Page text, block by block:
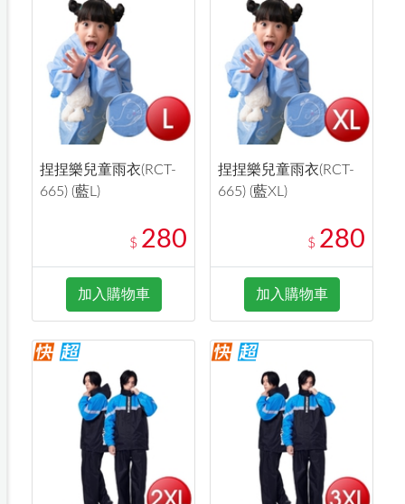
捏捏樂兒童雨衣(RCT-
665) (藍L)
$ 280
加入購物車
捏捏樂兒童雨衣(RCT-
665) (藍XL)
$ 280
加入購物車